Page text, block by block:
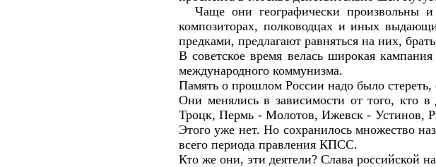
Чаще они географически произвольны
композиторах, полководцах и иных
предками, предлагают равняться на них,
В советское время велась широкая
международного коммунизма.
Память о прошлом России надо было стереть,
Они менялись в зависимости от того, кто
Троцк, Пермь - Молотов, Ижевск - Устинов,
Этого уже нет. Но сохранилось множество
всего периода правления КПСС.
Кто же они, эти деятели? Слава российской